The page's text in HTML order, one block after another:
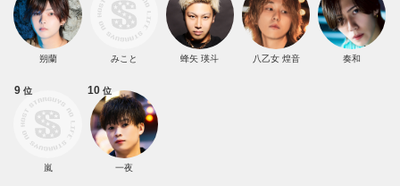
朔蘭 みこと 蜂矢 瑛斗 八乙女 煌音 奏和
9 位
嵐
10位
一夜